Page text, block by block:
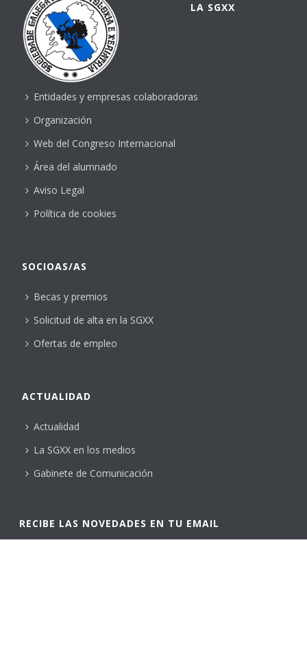
LA SGXX
Entidades y empresas colaboradoras
Organización
Web del Congreso Internacional
Área del alumnado
Aviso Legal
Política de cookies
SOCIOAS/AS
Becas y premios
Solicitud de alta en la SGXX
Ofertas de empleo
ACTUALIDAD
Actualidad
La SGXX en los medios
Gabinete de Comunicación
RECIBE LAS NOVEDADES EN TU EMAIL